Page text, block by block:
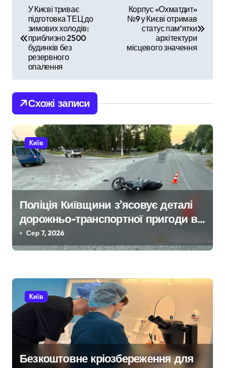
г
а
ц
і
я
з
п
и
с
в
У Києві триває
підготовка ТЕЦ до
зимових холодів:
приблизно 2500
будинків без
резервного
опалення
Корпус «Охматдит»
№9 у Києві отримав
статус пам’ятки
архітектури
місцевого значення
Схожі записи
Київ
Поліція Київщини з’ясовує деталі
дорожньо-транспортної пригоди в
селі Щербаки за участю двох
неповнолітніх постраждалих
Сер 7, 2026
Київ
Безкоштовне кріозбереження для